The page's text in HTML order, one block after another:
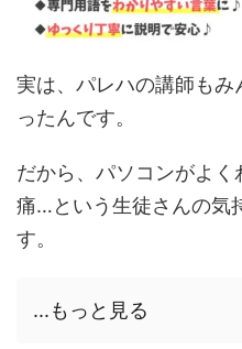
実は、パレハの講師も
ったんです。
だから、パソコンがよ
痛…という生徒さんの気
す。
...もっと見る